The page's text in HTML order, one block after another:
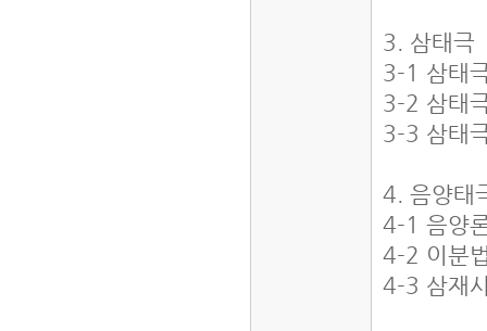
3. 삼태극
3-1 삼태
3-2 삼태
3-3 삼태
4. 음양태
4-1 음양
4-2 이분
4-3 삼재